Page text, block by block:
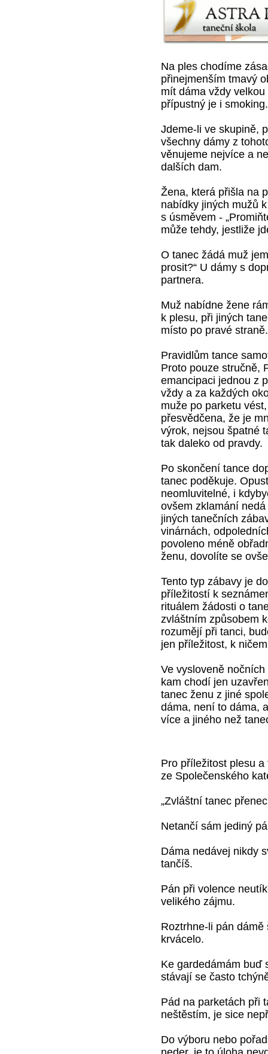
Na ples chodíme
přinejmenším tmavý
mít dáma vždy
přípustný je i smoking.
Jdeme-li ve skupině,
všechny dámy z
věnujeme nejvíce a
dalších dam.
Žena, která přišla na
nabídky jiných mužů
s úsměvem -
může tehdy, jestliže
O tanec žádá muž
prosit?“ U dámy s
partnera.
Muž nabídne žene
k plesu, při jiných
místo po pravé straně.
Pravidlům tance
Proto pouze stručně,
emancipaci jednou z
vždy a za každých
muže po parketu
přesvědčena, že je
výrok, nejsou špatné
tak daleko od pravdy.
Po skončení tance
tanec poděkuje.
neomluvitelné, i
ovšem zklamání
jiných tanečních
vinárnách,
povoleno méně
ženu, dovolíte se
Tento typ zábavy je
příležitostí k
rituálem žádosti o
zvláštním způsobem
rozumějí při tanci,
jen příležitost, k
Ve vysloveně
kam chodí jen
tanec ženu z jiné
dáma, není to dáma,
více a jiného než
Pro příležitost plesu
ze Společenského
„Zvláštní tanec
Netančí sám jediný
Dáma nedávej nikdy
tančíš.
Pán při volence
velikého zájmu.
Roztrhne-li pán
krvácelo.
Ke gardedámám buď
stávají se často
Pád na parketách při
neštěstím, je sice
Do výboru nebo